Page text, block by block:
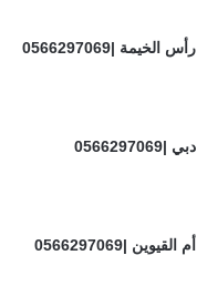
|0566297069
|0566297069